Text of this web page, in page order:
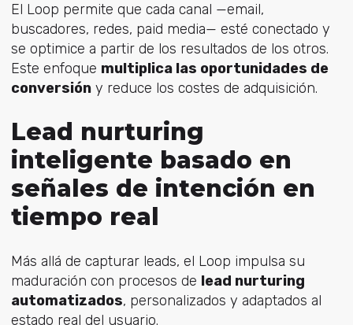
El Loop permite que cada canal —email,
buscadores, redes, paid media— esté conectado y
se optimice a partir de los resultados de los otros.
Este enfoque multiplica las oportunidades de
conversióny reduce los costes de adquisición.
Lead nurturing
inteligente basado en
señales de intención en
tiempo real
Más allá de capturar leads, el Loop impulsa su
maduración con procesos de lead nurturing
automatizados, personalizados y adaptados al
estado real del usuario.